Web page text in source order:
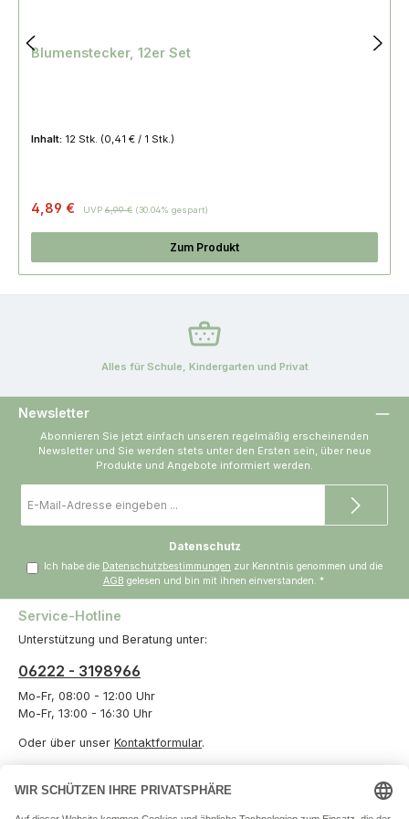
Blumenstecker, 12er Set
Inhalt: 12 Stk. (0,41 € / 1 Stk.)
4,89 € UVP
Regulärer Preis:
6,99 € (30.04% gespart)
Zum Produkt
Alles für Schule, Kindergarten und Privat
Newsletter
Abonnieren Sie jetzt einfach unseren regelmäßig erscheinenden
Newsletter und Sie werden stets unter den Ersten sein, über neue
Produkte und Angebote informiert werden.
Mail-
Datenschutz
Ich habe die Datenschutzbestimmungen
zur Kenntnis genommen und die
AGB gelesen und bin mit ihnen einverstanden. *
Service-Hotline
Unterstützung und Beratung unter:
06222 - 3198966
Mo-Fr, 08:00 - 12:00 Uhr
Mo-Fr, 13:00 - 16:30 Uhr
Oder über unser Kontaktformular.
Vertrag widerrufen